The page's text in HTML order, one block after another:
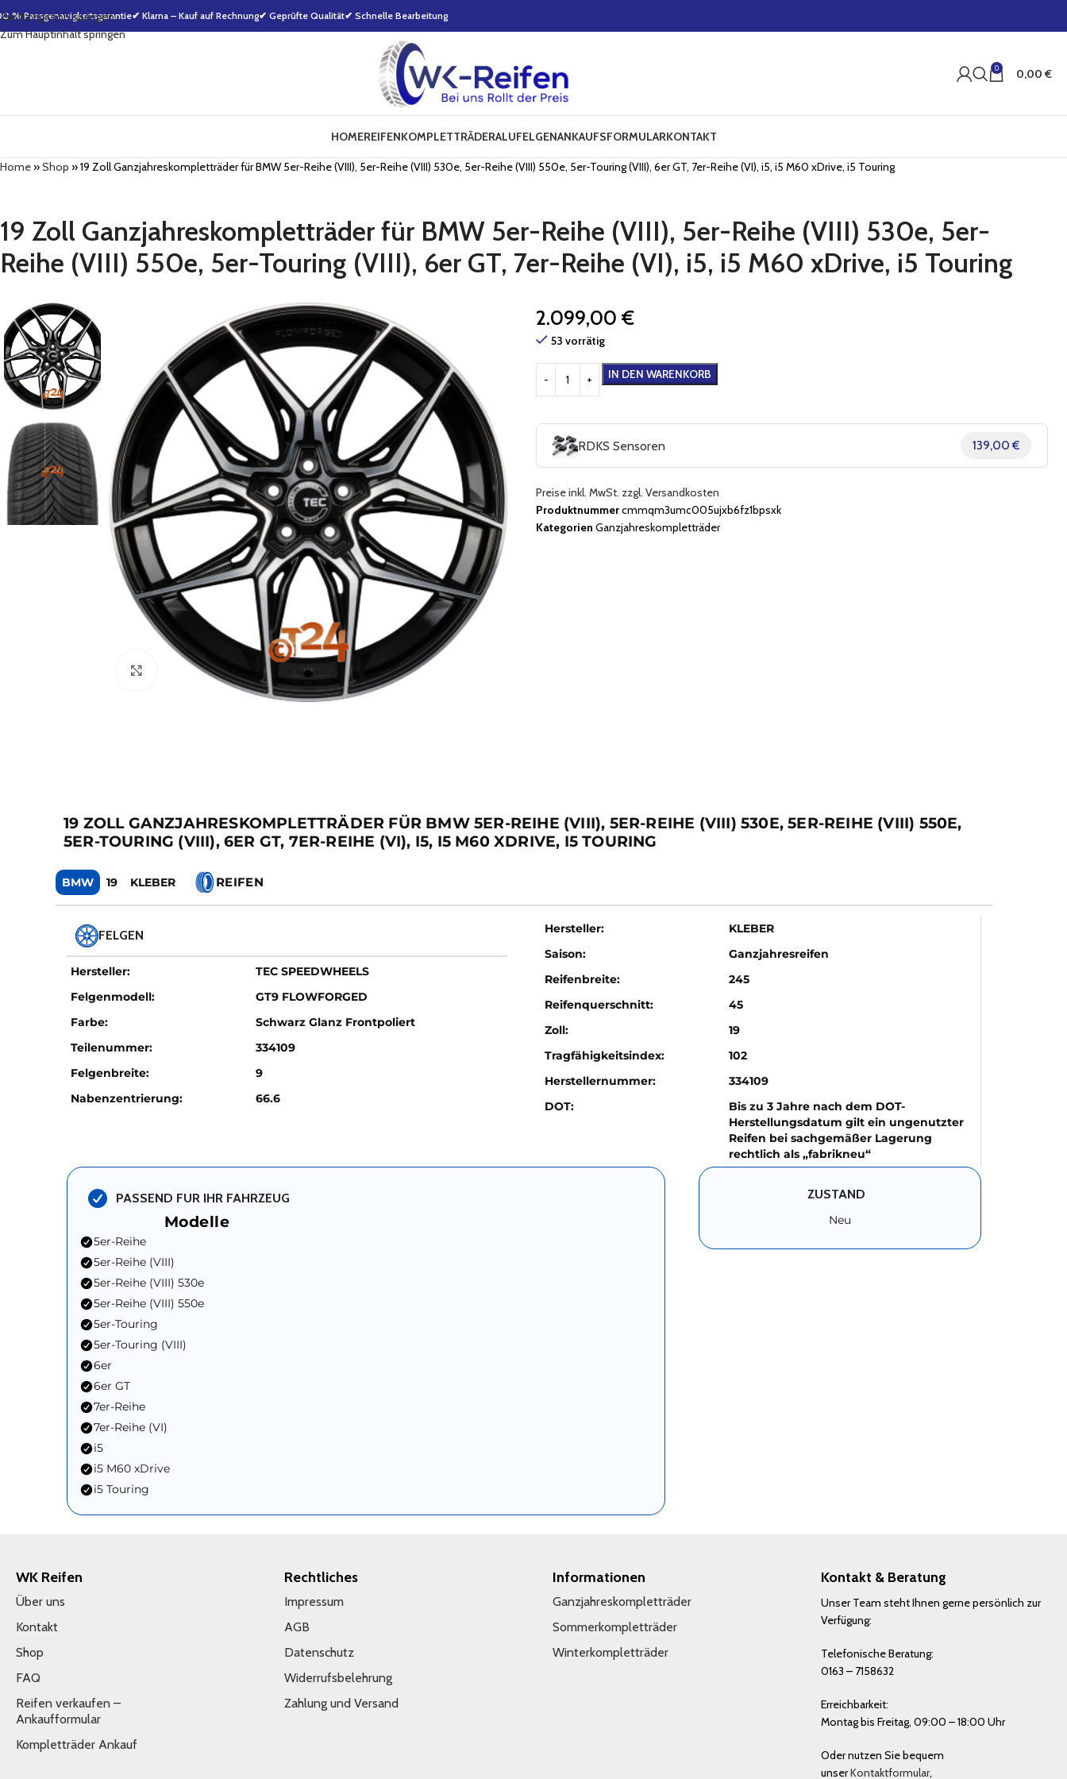
Zur Navigation springen
Zum Hauptinhalt springen
% Passgenauigkeitsgarantie✔ Klarna – Kauf auf Rechnung✔ Geprüfte Qualität✔ Schnelle Bearbeitung
0 0,00 €
HOMEREIFENKOMPLETTRÄDERALUFELGENANKAUFSFORMULARKONTAKT
Home»Shop »19 Zoll Ganzjahreskompletträder für BMW 5er-Reihe (VIII), 5er-Reihe (VIII) 530e, 5er-Reihe (VIII) 550e, 5er-Touring (VIII), 6er GT, 7er-Reihe (VI), i5, i5 M60 xDrive, i5 Touring
19 Zoll Ganzjahreskompletträder für BMW 5er-Reihe (VIII), 5er-Reihe (VIII) 530e, 5er-
Reihe (VIII) 550e, 5er-Touring (VIII), 6er GT, 7er-Reihe (VI), i5, i5 M60 xDrive, i5 Touring
Zum Vergrößern klicken
2.099,00 €
53 vorrätig
IN DEN WARENKORB
RDKS Sensoren 139,00 €
Preise inkl. MwSt. zzgl. Versandkosten
Produktnummercmmqm3umc005ujxb6fz1bpsxk
Kategorien Ganzjahreskompletträder
19 ZOLL GANZJAHRESKOMPLETTRÄDER FÜR BMW 5ER-REIHE (VIII), 5ER-REIHE (VIII) 530E, 5ER-REIHE (VIII) 550E,
5ER-TOURING (VIII), 6ER GT, 7ER-REIHE (VI), I5, I5 M60 XDRIVE, I5 TOURING
BMW 19 KLEBER REIFEN
FELGEN
Hersteller:
TEC SPEEDWHEELS
Felgenmodell:
GT9 FLOWFORGED
Farbe:
Schwarz Glanz Frontpoliert
Teilenummer:
334109
Felgenbreite:
9
Nabenzentrierung:
66.6
Hersteller:
KLEBER
Saison:
Ganzjahresreifen
Reifenbreite:
245
Reifenquerschnitt:
45
Zoll:
19
Tragfähigkeitsindex:
102
Herstellernummer:
334109
DOT:
Bis zu 3 Jahre nach dem DOT-
Herstellungsdatum gilt ein ungenutzter
Reifen bei sachgemäßer Lagerung
rechtlich als „fabrikneu“
PASSEND FUR IHR FAHRZEUG
Modelle
5er-Reihe
5er-Reihe (VIII)
5er-Reihe (VIII) 530e
5er-Reihe (VIII) 550e
5er-Touring
5er-Touring (VIII)
6er
6er GT
7er-Reihe
7er-Reihe (VI)
i5
i5 M60 xDrive
i5 Touring
ZUSTAND
Neu
WK Reifen
Über uns
Kontakt
Shop
FAQ
Reifen verkaufen –
Ankaufformular
Kompletträder Ankauf
Rechtliches
Impressum
AGB
Datenschutz
Widerrufsbelehrung
Zahlung und Versand
Informationen
Ganzjahreskompletträder
Sommerkompletträder
Winterkompletträder
Kontakt & Beratung
Unser Team steht Ihnen gerne persönlich zur
Verfügung:
Telefonische Beratung:
0163 – 7158632
Erreichbarkeit:
Montag bis Freitag, 09:00 – 18:00 Uhr
Oder nutzen Sie bequem
unserKontaktformular,